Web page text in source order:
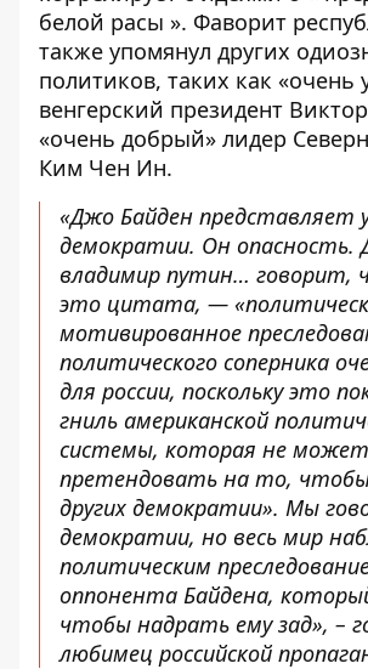
белой расы ». Фаворит
также упомянул других
политиков, таких как
венгерский президент
«очень добрый» лидер
Ким Чен Ин.
«Джо Байден представляет
демократии. Он опасность.
владимир путин… говорит,
это цитата, —
мотивированное
политического соперника
для россии, поскольку это
гниль американской
системы, которая не может
претендовать на то,
других демократии». Мы
демократии, но весь мир
политическим
оппонента Байдена,
чтобы надрать ему зад», –
любимец российской